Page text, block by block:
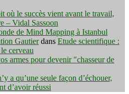
où le succès vient avant le travail,
– Vidal Sassoon
de Mind Mapping à Istanbul
Gautierdans Etude scientifique :
cerveau
armes pour devenir "chasseur de
a qu’une seule façon d’échouer,
d’avoir réussi